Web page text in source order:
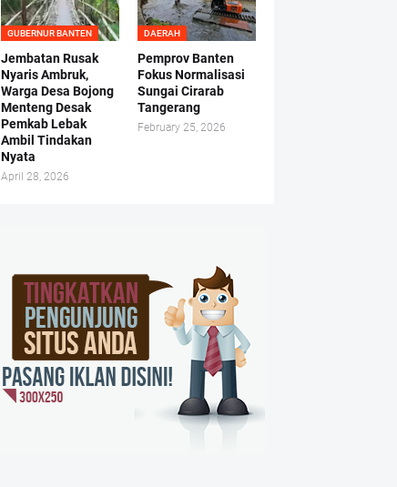
GUBERNUR BANTEN
Jembatan Rusak
Nyaris Ambruk,
Warga Desa Bojong
Menteng Desak
Pemkab Lebak
Ambil Tindakan
Nyata
April 28, 2026
DAERAH
Pemprov Banten
Fokus Normalisasi
Sungai Cirarab
Tangerang
February 25, 2026